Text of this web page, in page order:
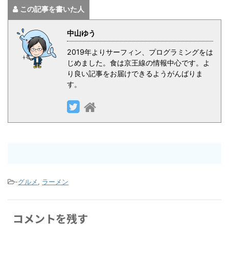
この記事を書いた人
中山ゆう
2019年よりサーフィン、プログラミングをは
じめました。食は京王線の情報中心です。よ
り良い記事をお届けできるようがんばりま
す。
-グルメ, ラーメン
コメントを残す